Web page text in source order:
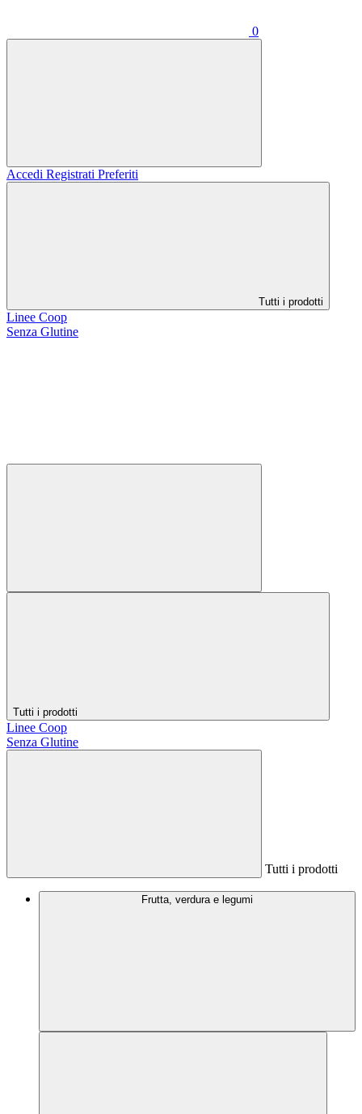
0
Accedi Registrati Preferiti
Tutti i prodotti
Linee Coop
Senza Glutine
Tutti i prodotti
Linee Coop
Senza Glutine
Tutti i prodotti
Frutta, verdura e legumi